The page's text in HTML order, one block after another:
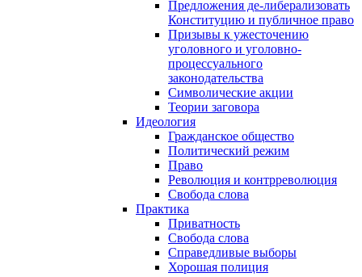
Предложения де-либерализовать
Конституцию и публичное право
Призывы к ужесточению
уголовного и уголовно-
процессуального
законодательства
Символические акции
Теории заговора
Идеология
Гражданское общество
Политический режим
Право
Революция и контрреволюция
Свобода слова
Практика
Приватность
Свобода слова
Справедливые выборы
Хорошая полиция